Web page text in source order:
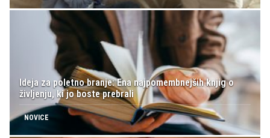
Ideja za poletno branje: Ena najpomembnejših knjig o
življenju, ki jo boste prebrali
NOVICE